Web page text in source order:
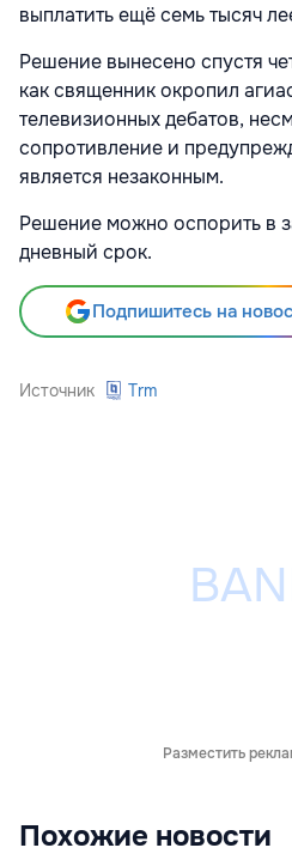
выплатить ещё семь тысяч
Решение вынесено спустя
как священник окропил
телевизионных дебатов,
сопротивление и
является незаконным.
Решение можно оспорить в
дневный срок.
Подпишитесь на
Источник Trm
Разместить
Похожие новости